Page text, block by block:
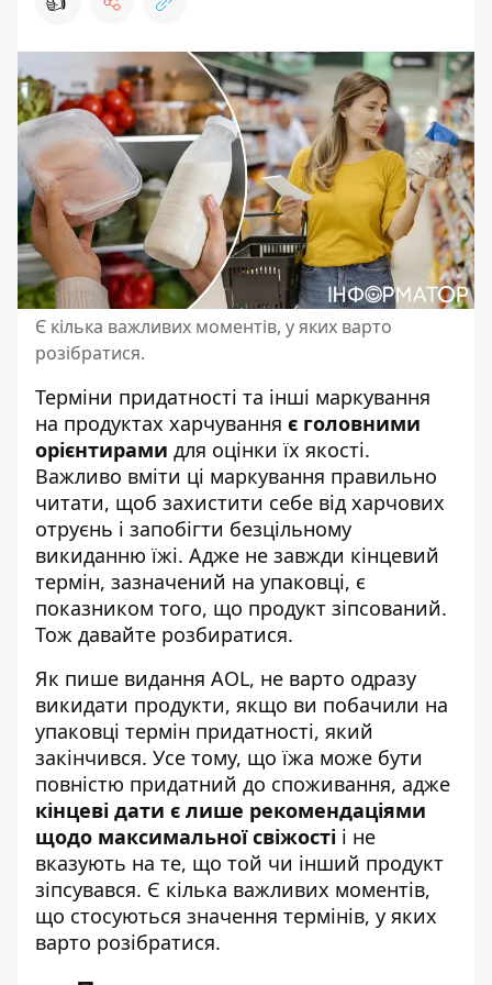
Є кілька важливих моментів, у яких варто
розібратися.
Терміни придатності та інші маркування
на продуктах харчування є головними
орієнтирами для оцінки їх якості.
Важливо вміти ці маркування правильно
читати, щоб захистити себе від харчових
отруєнь і запобігти безцільному
викиданню їжі. Адже не завжди кінцевий
термін, зазначений на упаковці, є
показником того, що продукт зіпсований.
Тож давайте розбиратися.
Як пише видання AOL, не варто одразу
викидати продукти, якщо ви побачили на
упаковці термін придатності, який
закінчився. Усе тому, що їжа може бути
повністю придатний до споживання, адже
кінцеві дати є лише рекомендаціями
щодо максимальної свіжості і не
вказують на те, що той чи інший продукт
зіпсувався. Є кілька важливих моментів,
що стосуються значення термінів, у яких
варто розібратися.